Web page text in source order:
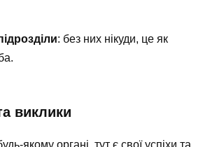
: без них нікуди, це як
виклики
якому органі, тут є свої успіхи та